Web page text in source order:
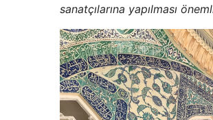
sanatçılarına yapılması